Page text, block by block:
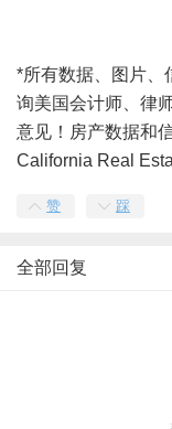
*所有数据、图片、
询美国会计师、律
意见！房产数据和
California Real
赞 踩
全部回复